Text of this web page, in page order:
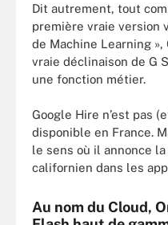
Dit autrement, tout
première vraie version
de Machine Learning
vraie déclinaison de G
une fonction métier.
Google Hire n’est pas
disponible en France.
le sens où il annonce
californien dans les
Au nom du Cloud,